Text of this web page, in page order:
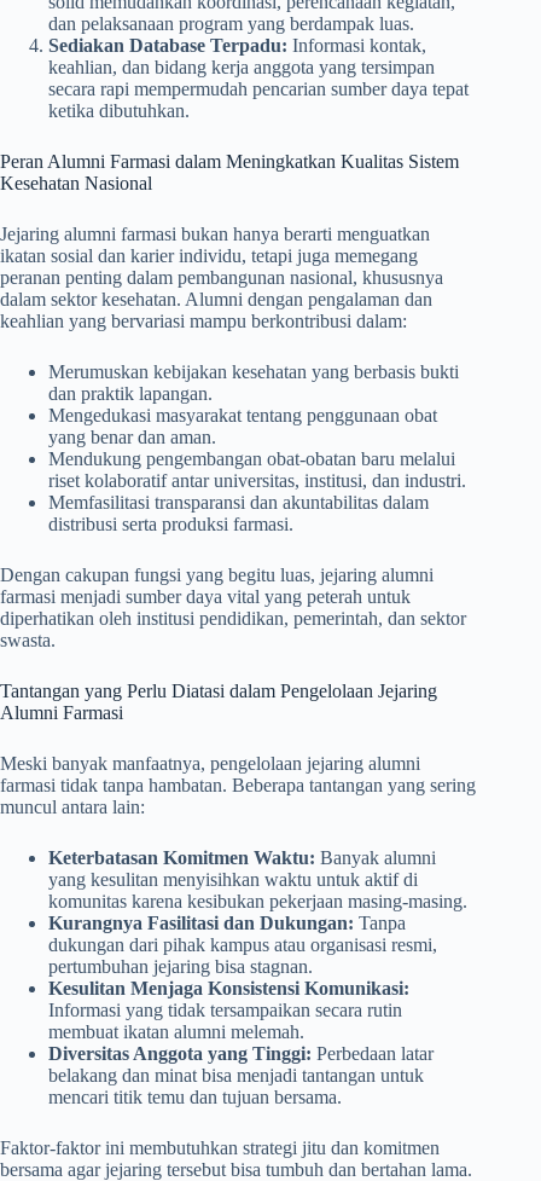
dan pelaksanaan program yang berdampak luas.
Sediakan Database Terpadu: Informasi kontak,
keahlian, dan bidang kerja anggota yang tersimpan
secara rapi mempermudah pencarian sumber daya tepat
ketika dibutuhkan.
Peran Alumni Farmasi dalam Meningkatkan Kualitas Sistem
Kesehatan Nasional
Jejaring alumni farmasi bukan hanya berarti menguatkan
ikatan sosial dan karier individu, tetapi juga memegang
peranan penting dalam pembangunan nasional, khususnya
dalam sektor kesehatan. Alumni dengan pengalaman dan
keahlian yang bervariasi mampu berkontribusi dalam:
Merumuskan kebijakan kesehatan yang berbasis bukti
dan praktik lapangan.
Mengedukasi masyarakat tentang penggunaan obat
yang benar dan aman.
Mendukung pengembangan obat-obatan baru melalui
riset kolaboratif antar universitas, institusi, dan industri.
Memfasilitasi transparansi dan akuntabilitas dalam
distribusi serta produksi farmasi.
Dengan cakupan fungsi yang begitu luas, jejaring alumni
farmasi menjadi sumber daya vital yang peterah untuk
diperhatikan oleh institusi pendidikan, pemerintah, dan sektor
swasta.
Tantangan yang Perlu Diatasi dalam Pengelolaan Jejaring
Alumni Farmasi
Meski banyak manfaatnya, pengelolaan jejaring alumni
farmasi tidak tanpa hambatan. Beberapa tantangan yang sering
muncul antara lain:
Keterbatasan Komitmen Waktu: Banyak alumni
yang kesulitan menyisihkan waktu untuk aktif di
komunitas karena kesibukan pekerjaan masing-masing.
Kurangnya Fasilitasi dan Dukungan: Tanpa
dukungan dari pihak kampus atau organisasi resmi,
pertumbuhan jejaring bisa stagnan.
Kesulitan Menjaga Konsistensi Komunikasi:
Informasi yang tidak tersampaikan secara rutin
membuat ikatan alumni melemah.
Diversitas Anggota yang Tinggi: Perbedaan latar
belakang dan minat bisa menjadi tantangan untuk
mencari titik temu dan tujuan bersama.
Faktor-faktor ini membutuhkan strategi jitu dan komitmen
bersama agar jejaring tersebut bisa tumbuh dan bertahan lama.